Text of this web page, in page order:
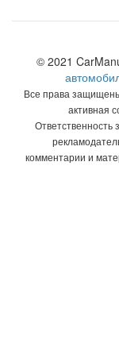
© 2021
Все права
активная
комментарии и